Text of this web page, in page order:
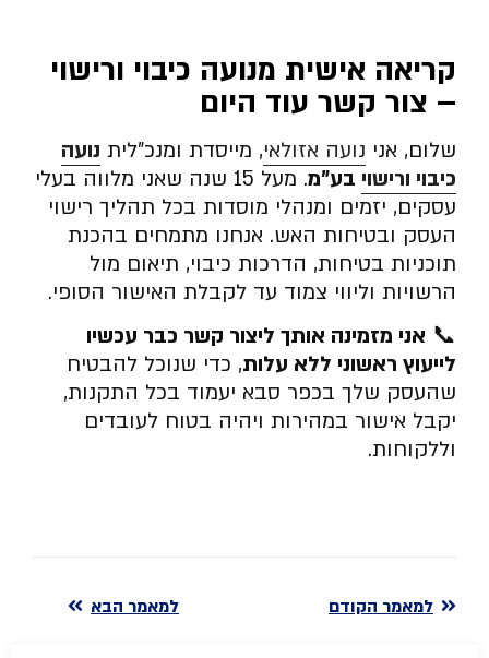
קריאה אישית מנועה כיבוי ורישוי
– צור קשר עוד היום
שלום, אני נועה אזולאי, מייסדת ומנכ”לית נועה
כיבוי ורישוי בע”מ
. מעל 15 שנה שאני מלווה בעלי
עסקים, יזמים ומנהלי מוסדות בכל תהליך רישוי
העסק ובטיחות האש. אנחנו מתמחים בהכנת
תוכניות בטיחות, הדרכות כיבוי, תיאום מול
הרשויות וליווי צמוד עד לקבלת האישור הסופי.
📞 אני מזמינה אותך ליצור קשר כבר עכשיו
לייעוץ ראשוני ללא עלות, כדי שנוכל להבטיח
שהעסק שלך בכפר סבא יעמוד בכל התקנות,
יקבל אישור במהירות ויהיה בטוח לעובדים
וללקוחות.
למאמר הקודם למאמר הבא